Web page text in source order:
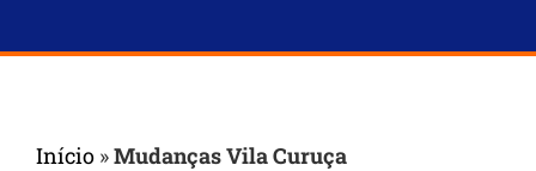
Início »Mudanças Vila Curuça